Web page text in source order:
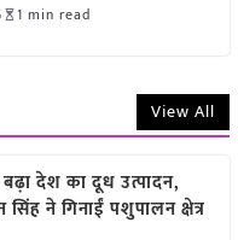
1 min read
View All
देश का दूध उत्पादन,
ने गिनाईं पशुपालन क्षेत्र